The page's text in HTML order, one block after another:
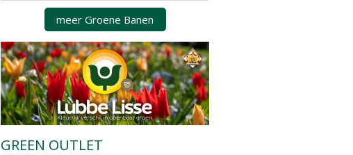
meer Groene Banen
GREEN OUTLET